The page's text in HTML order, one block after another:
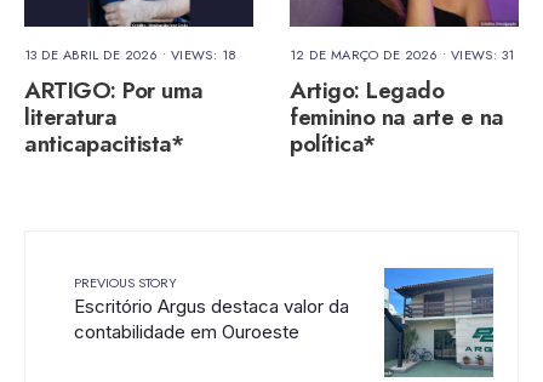
13 DE ABRIL DE 2026 • VIEWS: 18
ARTIGO: Por uma
literatura
anticapacitista*
12 DE MARÇO DE 2026 • VIEWS: 31
Artigo: Legado
feminino na arte e na
política*
PREVIOUS STORY
Escritório Argus destaca valor da
contabilidade em Ouroeste